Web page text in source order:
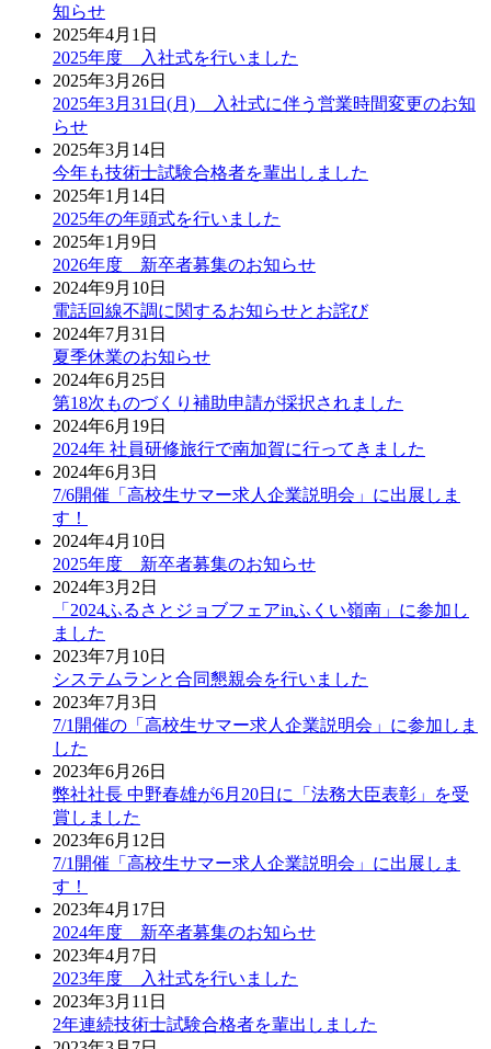
知らせ
2025年4月1日
2025年度 入社式を行いました
2025年3月26日
2025年3月31日(月) 入社式に伴う営業時間変更のお知
らせ
2025年3月14日
今年も技術士試験合格者を輩出しました
2025年1月14日
2025年の年頭式を行いました
2025年1月9日
2026年度 新卒者募集のお知らせ
2024年9月10日
電話回線不調に関するお知らせとお詫び
2024年7月31日
夏季休業のお知らせ
2024年6月25日
第18次ものづくり補助申請が採択されました
2024年6月19日
2024年 社員研修旅行で南加賀に行ってきました
2024年6月3日
7/6開催「高校生サマー求人企業説明会」に出展しま
す！
2024年4月10日
2025年度 新卒者募集のお知らせ
2024年3月2日
「2024ふるさとジョブフェアinふくい嶺南」に参加し
ました
2023年7月10日
システムランと合同懇親会を行いました
2023年7月3日
7/1開催の「高校生サマー求人企業説明会」に参加しま
した
2023年6月26日
弊社社長 中野春雄が6月20日に「法務大臣表彰」を受
賞しました
2023年6月12日
7/1開催「高校生サマー求人企業説明会」に出展しま
す！
2023年4月17日
2024年度 新卒者募集のお知らせ
2023年4月7日
2023年度 入社式を行いました
2023年3月11日
2年連続技術士試験合格者を輩出しました